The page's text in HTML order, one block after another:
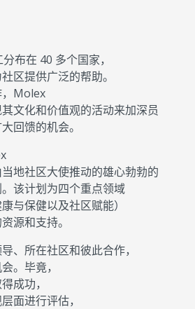
布在 40 多个国家，
区提供广泛的帮助。
，Molex
文化和价值观的活动来加深员
回馈的机会。
地社区大使推动的雄心勃勃的
该计划为四个重点领域
与保健以及社区赋能）
源和支持。
、所在社区和彼此合作，
。毕竟，
成功，
面进行评估，